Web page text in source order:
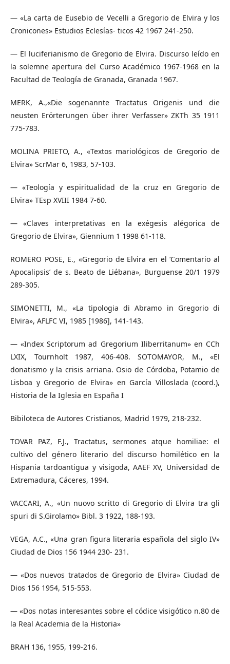
— «La carta de Eusebio de Vecelli a Gregorio de Elvira y los
Cronicones» Estudios Eclesías- ticos 42 1967 241-250.
— El luciferianismo de Gregorio de Elvira. Discurso leído en
la solemne apertura del Curso Académico 1967-1968 en la
Facultad de Teología de Granada, Granada 1967.
MERK, A.,«Die sogenannte Tractatus Origenis und die
neusten Erörterungen über ihrer Verfasser» ZKTh 35 1911
775-783.
MOLINA PRIETO, A., «Textos mariológicos de Gregorio de
Elvira» ScrMar 6, 1983, 57-103.
— «Teología y espiritualidad de la cruz en Gregorio de
Elvira» TEsp XVIII 1984 7-60.
— «Claves interpretativas en la exégesis alégorica de
Gregorio de Elvira», Giennium 1 1998 61-118.
ROMERO POSE, E., «Gregorio de Elvira en el ‘Comentario al
Apocalipsis’ de s. Beato de Liébana», Burguense 20/1 1979
289-305.
SIMONETTI, M., «La tipologia di Abramo in Gregorio di
Elvira», AFLFC VI, 1985 [1986], 141-143.
— «Index Scriptorum ad Gregorium Iliberritanum» en CCh
LXIX, Tournholt 1987, 406-408. SOTOMAYOR, M., «El
donatismo y la crisis arriana. Osio de Córdoba, Potamio de
Lisboa y Gregorio de Elvira» en García Villoslada (coord.),
Historia de la Iglesia en España I
Bibiloteca de Autores Cristianos, Madrid 1979, 218-232.
TOVAR PAZ, F.J., Tractatus, sermones atque homiliae: el
cultivo del género literario del discurso homilético en la
Hispania tardoantigua y visigoda, AAEF XV, Universidad de
Extremadura, Cáceres, 1994.
VACCARI, A., «Un nuovo scritto di Gregorio di Elvira tra gli
spuri di S.Girolamo» Bibl. 3 1922, 188-193.
VEGA, A.C., «Una gran figura literaria española del siglo IV»
Ciudad de Dios 156 1944 230- 231.
— «Dos nuevos tratados de Gregorio de Elvira» Ciudad de
Dios 156 1954, 515-553.
— «Dos notas interesantes sobre el códice visigótico n.80 de
la Real Academia de la Historia»
BRAH 136, 1955, 199-216.